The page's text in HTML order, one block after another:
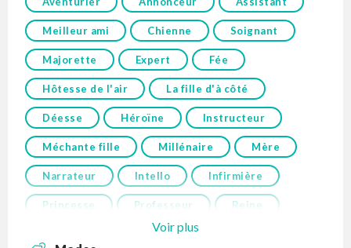
Meilleur ami Chienne Soignant
Majorette Expert Fée
Hôtesse de l'air La fille d'à côté
Déesse Héroïne Instructeur
Méchante fille Millénaire Mère
Narrateur Intello Infirmière
Princesse Professeur Reine
Voir plus